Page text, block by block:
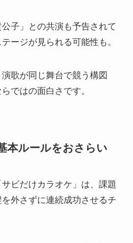
子」との共演も予告されて
ージが見られる可能性も。
歌が同じ舞台で競う構図
ではの面白さです。
本ルールをおさらい
ビだけカラオケ」は、課題
外さずに連続成功させるチ